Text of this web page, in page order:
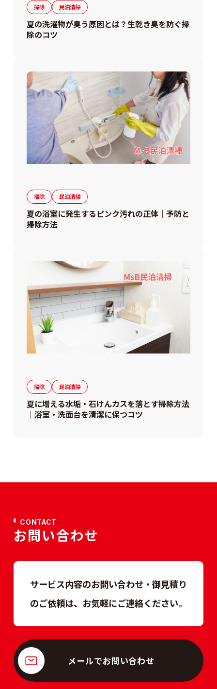
掃除 民泊清掃
夏の洗濯物が臭う原因とは？生乾き臭を防ぐ掃
除のコツ
掃除 民泊清掃
夏の浴室に発生するピンク汚れの正体｜予防と
掃除方法
掃除 民泊清掃
夏に増える水垢・石けんカスを落とす掃除方法
｜浴室・洗面台を清潔に保つコツ
お問い合わせ
CONTACT
サービス内容のお問い合わせ・御見積り
のご依頼は、 お気軽にご連絡ください。
メールでお問い合わせ